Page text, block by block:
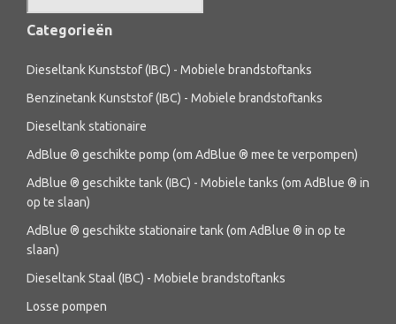
Categorieën
Dieseltank Kunststof (IBC) - Mobiele brandstoftanks
Benzinetank Kunststof (IBC) - Mobiele brandstoftanks
Dieseltank stationaire
AdBlue ® geschikte pomp (om AdBlue ® mee te verpompen)
AdBlue ® geschikte tank (IBC) - Mobiele tanks (om AdBlue ® in
op te slaan)
AdBlue ® geschikte stationaire tank (om AdBlue ® in op te
slaan)
Dieseltank Staal (IBC) - Mobiele brandstoftanks
Losse pompen